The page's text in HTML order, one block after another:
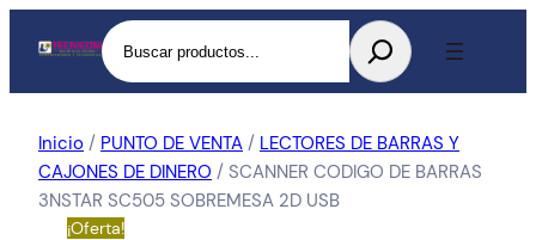
Buscar
Inicio / PUNTO DE VENTA / LECTORES DE BARRAS Y
CAJONES DE DINERO / SCANNER CODIGO DE BARRAS
3NSTAR SC505 SOBREMESA 2D USB
¡Oferta!